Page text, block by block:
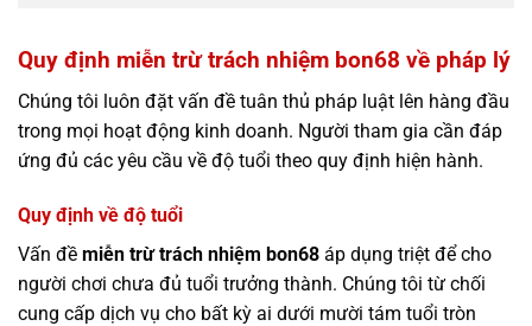
Quy định miễn trừ trách nhiệm bon68 về pháp lý
Chúng tôi luôn đặt vấn đề tuân thủ pháp luật lên hàng đầu
trong mọi hoạt động kinh doanh. Người tham gia cần đáp
ứng đủ các yêu cầu về độ tuổi theo quy định hiện hành.
Quy định về độ tuổi
Vấn đề miễn trừ trách nhiệm bon68 áp dụng triệt để cho
người chơi chưa đủ tuổi trưởng thành. Chúng tôi từ chối
cung cấp dịch vụ cho bất kỳ ai dưới mười tám tuổi tròn